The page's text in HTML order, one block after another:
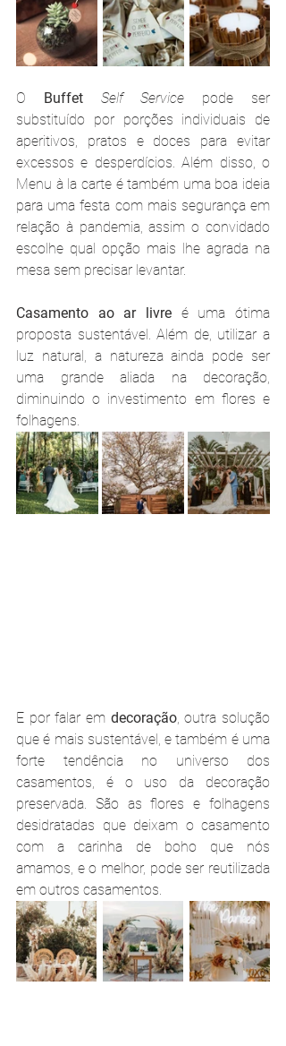
O Buffet Self Service pode ser
substituído por porções individuais de
aperitivos, pratos e doces para evitar
excessos e desperdícios. Além disso, o
Menu à la carte é também uma boa ideia
para uma festa com mais segurança em
relação à pandemia, assim o convidado
escolhe qual opção mais lhe agrada na
mesa sem precisar levantar.
Casamento ao ar livre é uma ótima
proposta sustentável. Além de, utilizar a
luz natural, a natureza ainda pode ser
uma grande aliada na decoração,
diminuindo o investimento em flores e
folhagens.
E por falar em decoração, outra solução
que é mais sustentável, e também é uma
forte tendência no universo dos
casamentos, é o uso da decoração
preservada. São as flores e folhagens
desidratadas que deixam o casamento
com a carinha de boho que nós
amamos, e o melhor, pode ser reutilizada
em outros casamentos.